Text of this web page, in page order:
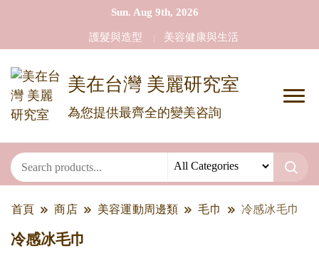
Sun. Aug 9th, 2026
護髮與造型 美容健康與生活
美在台灣 美麗研究室
為您提供最齊全的變美咨詢
首頁 商店 美容運動周邊類 毛巾 冷感冰毛巾
冷感冰毛巾